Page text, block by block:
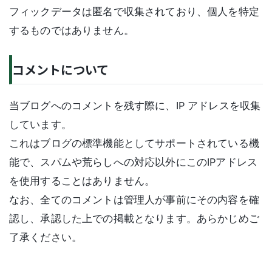
フィックデータは匿名で収集されており、個人を特定
するものではありません。
コメントについて
当ブログへのコメントを残す際に、IP アドレスを収集
しています。
これはブログの標準機能としてサポートされている機
能で、スパムや荒らしへの対応以外にこのIPアドレス
を使用することはありません。
なお、全てのコメントは管理人が事前にその内容を確
認し、承認した上での掲載となります。あらかじめご
了承ください。